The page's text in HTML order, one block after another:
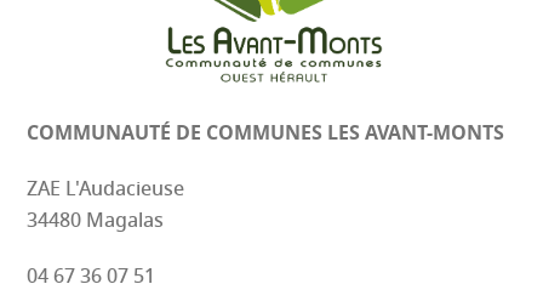
COMMUNAUTÉ DE COMMUNES LES AVANT-MONTS
ZAE L'Audacieuse
34480 Magalas
04 67 36 07 51